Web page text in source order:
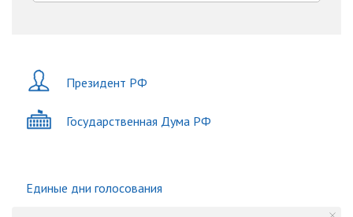
Президент РФ
Государственная Дума РФ
Единые дни голосования